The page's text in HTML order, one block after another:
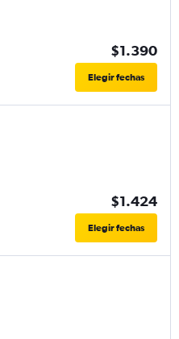
$1.390
Elegir fechas
$1.424
Elegir fechas